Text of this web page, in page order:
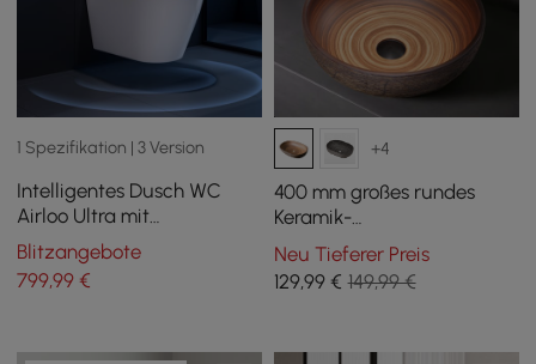
1 Spezifikation | 3 Version
Intelligentes Dusch WC
Airloo Ultra mit
integriertem Tank, UV-
Desinfektion,
Schaumschutz und
Blitzangebote
799,99 €
+4
400 mm großes rundes
Keramik-
Aufsatzwaschbecken im
Retro-Design
Neu Tieferer Preis
129,99€ 149,99 €